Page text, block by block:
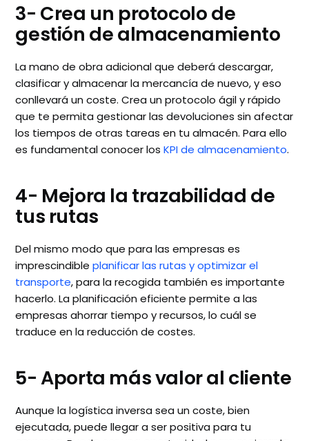
3- Crea un protocolo de
gestión de almacenamiento
La mano de obra adicional que deberá descargar,
clasificar y almacenar la mercancía de nuevo, y eso
conllevará un coste. Crea un protocolo ágil y rápido
que te permita gestionar las devoluciones sin afectar
los tiempos de otras tareas en tu almacén. Para ello
es fundamental conocer losKPI de almacenamiento.
4- Mejora la trazabilidad de
tus rutas
Del mismo modo que para las empresas es
imprescindibleplanificar las rutas y optimizar el
transporte, para la recogida también es importante
hacerlo. La planificación eficiente permite a las
empresas ahorrar tiempo y recursos, lo cuál se
traduce en la reducción de costes.
5- Aporta más valor al cliente
Aunque la logística inversa sea un coste, bien
ejecutada, puede llegar a ser positiva para tu